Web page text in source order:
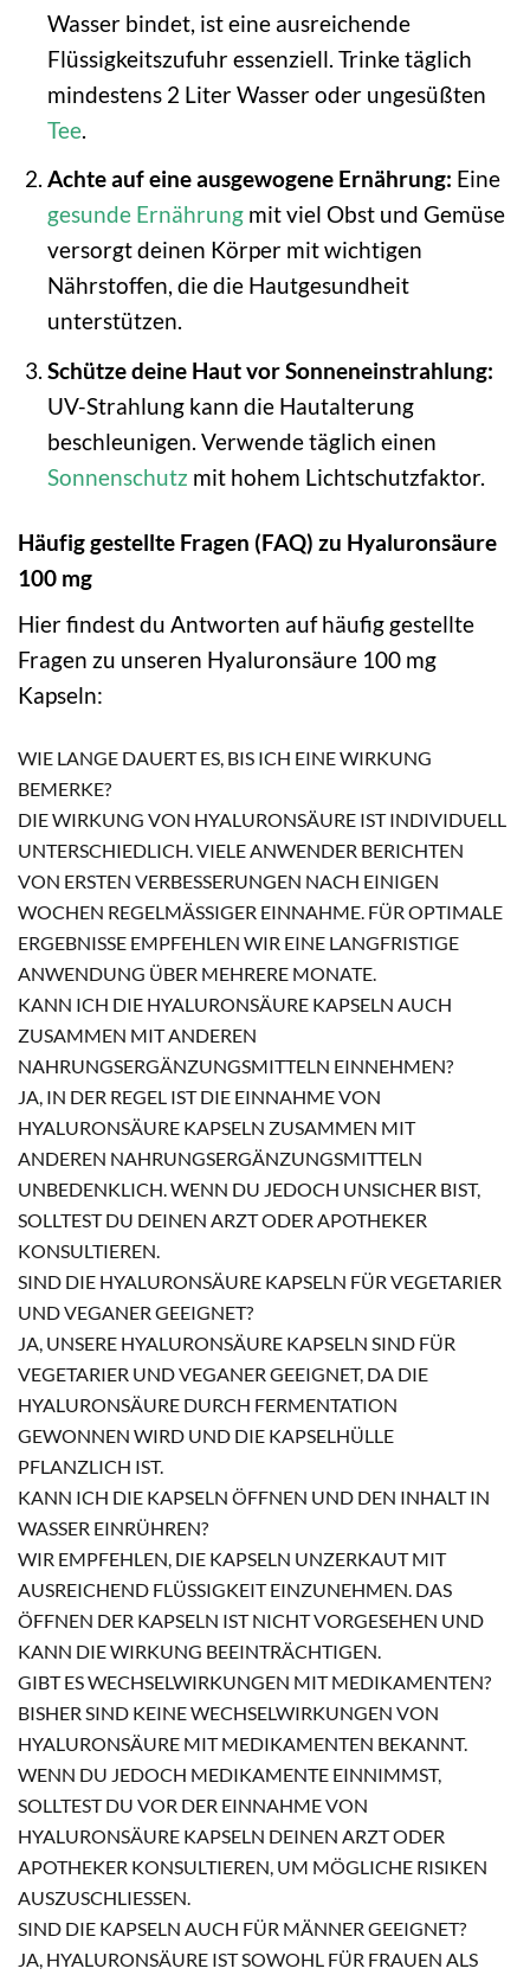
Wasser bindet, ist eine ausreichende
Flüssigkeitszufuhr essenziell. Trinke täglich
mindestens 2 Liter Wasser oder ungesüßten
Tee.
Achte auf eine ausgewogene Ernährung: Eine
gesunde Ernährungmit viel Obst und Gemüse
versorgt deinen Körper mit wichtigen
Nährstoffen, die die Hautgesundheit
unterstützen.
Schütze deine Haut vor Sonneneinstrahlung:
UV-Strahlung kann die Hautalterung
beschleunigen. Verwende täglich einen
Sonnenschutz mit hohem Lichtschutzfaktor.
Häufig gestellte Fragen (FAQ) zu Hyaluronsäure
100 mg
Hier findest du Antworten auf häufig gestellte
Fragen zu unseren Hyaluronsäure 100 mg
Kapseln:
WIE LANGE DAUERT ES, BIS ICH EINE WIRKUNG
BEMERKE?
DIE WIRKUNG VON HYALURONSÄURE IST INDIVIDUELL
UNTERSCHIEDLICH. VIELE ANWENDER BERICHTEN
VON ERSTEN VERBESSERUNGEN NACH EINIGEN
WOCHEN REGELMÄSSIGER EINNAHME. FÜR OPTIMALE E
RGEBNISSE EMPFEHLEN WIR EINE LANGFRISTIGE A
NWENDUNG ÜBER MEHRERE MONATE.
KANN ICH DIE HYALURONSÄURE KAPSELN AUCH
ZUSAMMEN MIT ANDEREN
NAHRUNGSERGÄNZUNGSMITTELN EINNEHMEN?
JA, IN DER REGEL IST DIE EINNAHME VON
HYALURONSÄURE KAPSELN ZUSAMMEN MIT
ANDEREN NAHRUNGSERGÄNZUNGSMITTELN
UNBEDENKLICH. WENN DU JEDOCH UNSICHER BIST,
SOLLTEST DU DEINEN ARZT ODER APOTHEKER
KONSULTIEREN.
SIND DIE HYALURONSÄURE KAPSELN FÜR VEGETARIER
UND VEGANER GEEIGNET?
JA, UNSERE HYALURONSÄURE KAPSELN SIND FÜR
VEGETARIER UND VEGANER GEEIGNET, DA DIE
HYALURONSÄURE DURCH FERMENTATION
GEWONNEN WIRD UND DIE KAPSELHÜLLE
PFLANZLICH IST.
KANN ICH DIE KAPSELN ÖFFNEN UND DEN INHALT IN
WASSER EINRÜHREN?
WIR EMPFEHLEN, DIE KAPSELN UNZERKAUT MIT
AUSREICHEND FLÜSSIGKEIT EINZUNEHMEN. DAS
ÖFFNEN DER KAPSELN IST NICHT VORGESEHEN UND
KANN DIE WIRKUNG BEEINTRÄCHTIGEN.
GIBT ES WECHSELWIRKUNGEN MIT MEDIKAMENTEN?
BISHER SIND KEINE WECHSELWIRKUNGEN VON
HYALURONSÄURE MIT MEDIKAMENTEN BEKANNT.
WENN DU JEDOCH MEDIKAMENTE EINNIMMST,
SOLLTEST DU VOR DER EINNAHME VON
HYALURONSÄURE KAPSELN DEINEN ARZT ODER
APOTHEKER KONSULTIEREN, UM MÖGLICHE RISIKEN
AUSZUSCHLIESSEN.
SIND DIE KAPSELN AUCH FÜR MÄNNER GEEIGNET?
JA, HYALURONSÄURE IST SOWOHL FÜR FRAUEN ALS